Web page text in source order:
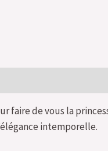
faire de vous la
intemporelle.